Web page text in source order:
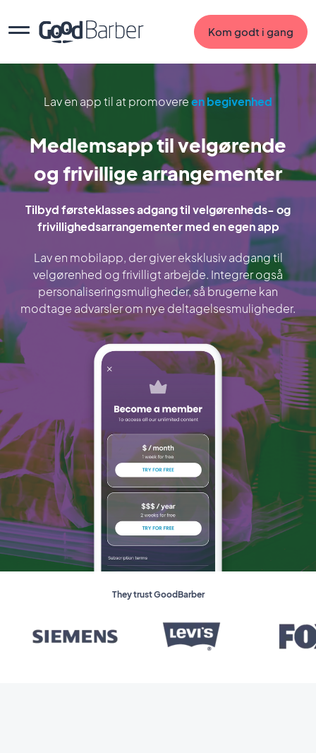
Kom godt i gang
Lav en app til at promovereen begivenhed
Medlemsapp til velgørende
og frivillige arrangementer
Tilbyd førsteklasses adgang til velgørenheds- og
frivillighedsarrangementer med en egen app
Lav en mobilapp, der giver eksklusiv adgang til
velgørenhed og frivilligt arbejde. Integrer også
personaliseringsmuligheder, så brugerne kan
modtage advarsler om nye deltagelsesmuligheder.
They trust GoodBarber